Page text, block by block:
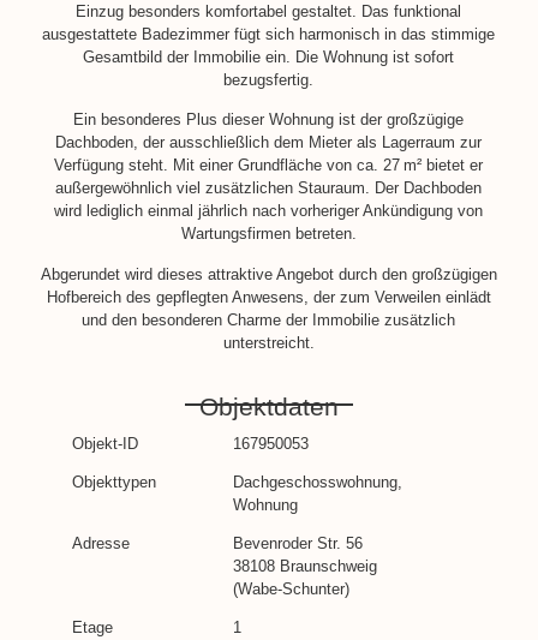
Einzug besonders komfortabel gestaltet. Das funktional
ausgestattete Badezimmer fügt sich harmonisch in das stimmige
Gesamtbild der Immobilie ein. Die Wohnung ist sofort
bezugsfertig.
Ein besonderes Plus dieser Wohnung ist der großzügige
Dachboden, der ausschließlich dem Mieter als Lagerraum zur
Verfügung steht. Mit einer Grundfläche von ca. 27 m² bietet er
außergewöhnlich viel zusätzlichen Stauraum. Der Dachboden
wird lediglich einmal jährlich nach vorheriger Ankündigung von
Wartungsfirmen betreten.
Abgerundet wird dieses attraktive Angebot durch den großzügigen
Hofbereich des gepflegten Anwesens, der zum Verweilen einlädt
und den besonderen Charme der Immobilie zusätzlich
unterstreicht.
Objektdaten
Objekt-ID 167950053
Objekttypen
Dachgeschosswohnung,
Wohnung
Adresse
Bevenroder Str. 56
38108 Braunschweig
(Wabe-Schunter)
Etage 1